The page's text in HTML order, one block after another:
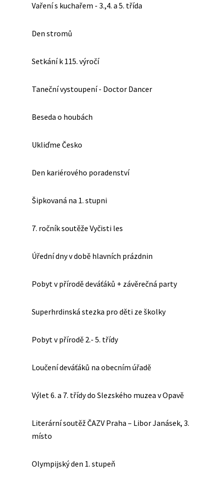
Vaření s kuchařem - 3.,4. a 5. třída
Den stromů
Setkání k 115. výročí
Taneční vystoupení - Doctor Dancer
Beseda o houbách
Ukliďme Česko
Den kariérového poradenství
Šipkovaná na 1. stupni
7. ročník soutěže Vyčisti les
Úřední dny v době hlavních prázdnin
Pobyt v přírodě deváťáků + závěrečná party
Superhrdinská stezka pro děti ze školky
Pobyt v přírodě 2.- 5. třídy
Loučení deváťáků na obecním úřadě
Výlet 6. a 7. třídy do Slezského muzea v Opavě
Literární soutěž ČAZV Praha – Libor Janásek, 3.
místo
Olympijský den 1. stupeň